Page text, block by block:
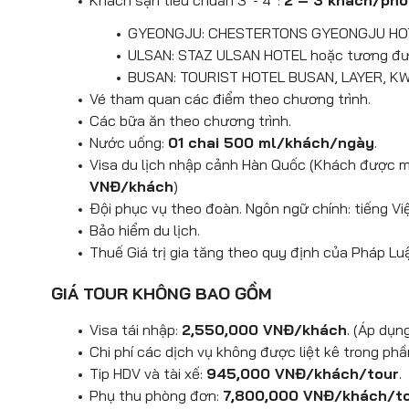
nhấn của công viên chính là cây
Ăn tối. Nhận phòng khách sạn nghỉ
thông đoàn có thể nghỉ đêm tại
Trung tâm sâm chính phủ Hàn
tập đoàn Samsung cam kết về
với những câu chuyện thú vị về
Tìm hiểu quy trình trồng, thu
tươi căng mọng đến các sản
khỏe, kéo dài tuổi xuân của người
Ăn tối. Nhận phòng khách sạn và nghỉ
đêm sang trọng lướt nhẹ qua
quý khách sẽ chiêm ngưỡng cầu
hiện đại, đây không chỉ là một
cảm xúc, mang đến cho quý
Busan. (chi phí tự túc)
Ăn tối. Nhận phòng khách sạn và nghỉ
GYEONGJU: CHESTERTONS GYEONGJU
ULSAN: STAZ ULSAN HOTEL hoặc tương
BUSAN: TOURIST HOTEL BUSAN, LAYER,
Vé tham quan các điểm theo chương trình.
Các bữa ăn theo chương trình.
Nước uống: 01 chai 500 ml/khách/ngày.
Visa du lịch nhập cảnh Hàn Quốc (Khách được
VNĐ/khách)
Đội phục vụ theo đoàn. Ngôn ngữ chính: tiếng
Bảo hiểm du lịch.
Thuế Giá trị gia tăng theo quy định của Pháp
GIÁ TOUR KHÔNG BAO GỒM
Visa tái nhập: 2,550,000 VNĐ/khách. (Áp
Chi phí các dịch vụ không được liệt kê trong
Tip HDV và tài xế: 945,000 VNĐ/khách/tour.
Phụ thu phòng đơn: 7,800,000 VNĐ/khách/